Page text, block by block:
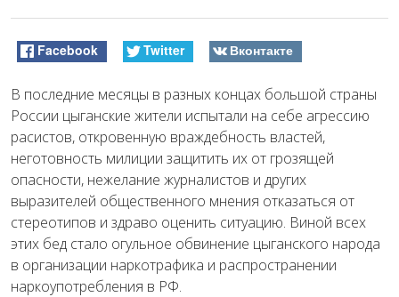
Facebook Twitter Вконтакте
В последние месяцы в разных концах большой страны
России цыганские жители испытали на себе агрессию
расистов, откровенную враждебность властей,
неготовность милиции защитить их от грозящей
опасности, нежелание журналистов и других
выразителей общественного мнения отказаться от
стереотипов и здраво оценить ситуацию. Виной всех
этих бед стало огульное обвинение цыганского народа
в организации наркотрафика и распространении
наркоупотребления в РФ.